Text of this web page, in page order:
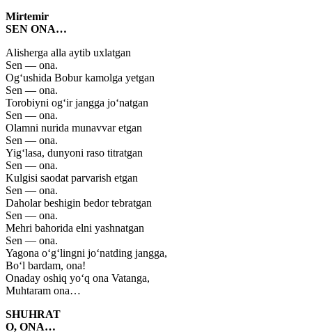
Mirtemir
SЕN ONA…
Alisherga alla aytib uxlatgan
Sen — ona.
Og‘ushida Bobur kamolga yetgan
Sen — ona.
Torobiyni og‘ir jangga jo‘natgan
Sen — ona.
Olamni nurida munavvar etgan
Sen — ona.
Yig‘lasa, dunyoni raso titratgan
Sen — ona.
Kulgisi saodat parvarish etgan
Sen — ona.
Daholar beshigin bedor tebratgan
Sen — ona.
Mehri bahorida elni yashnatgan
Sen — ona.
Yagona o‘g‘lingni jo‘natding jangga,
Bo‘l bardam, ona!
Onaday oshiq yo‘q ona Vatanga,
Muhtaram ona…
SHUHRAT
O, ONA…